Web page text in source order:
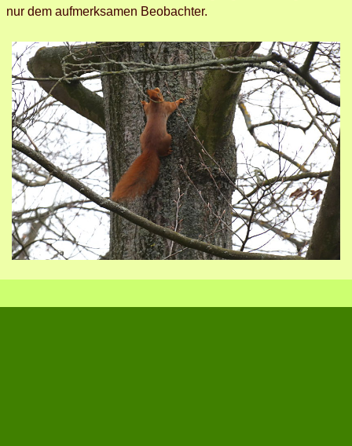
nur dem aufmerksamen Beobachter.